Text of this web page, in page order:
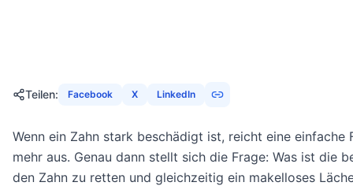
Teilen: Facebook X LinkedIn
Wenn ein Zahn stark beschädigt ist, reicht eine einfache
mehr aus. Genau dann stellt sich die Frage: Was ist die
den Zahn zu retten und gleichzeitig ein makelloses